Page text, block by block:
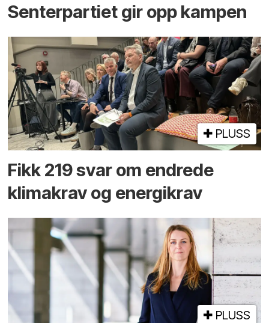
Senterpartiet gir opp kampen
PLUSS
Fikk 219 svar om endrede
klimakrav og energikrav
PLUSS